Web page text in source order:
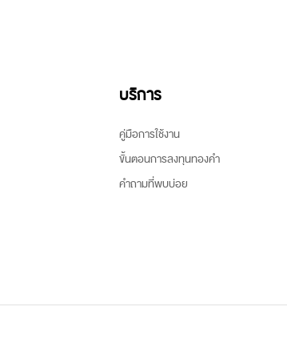
บริการ
คู่มือการใช้งาน
ขั้นตอนการลงทุนทองคำ
คำถามที่พบบ่อย